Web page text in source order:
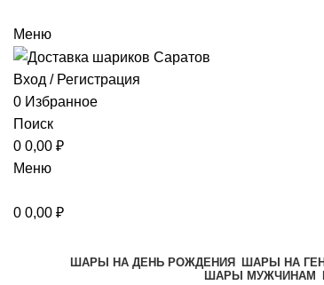
Меню
Вход / Регистрация
0 Избранное
Поиск
0 0,00 ₽
Меню
0 0,00 ₽
ШАРЫ НА ДЕНЬ РОЖДЕНИЯ ШАРЫ НА
ШАРЫ МУЖЧИНАМ